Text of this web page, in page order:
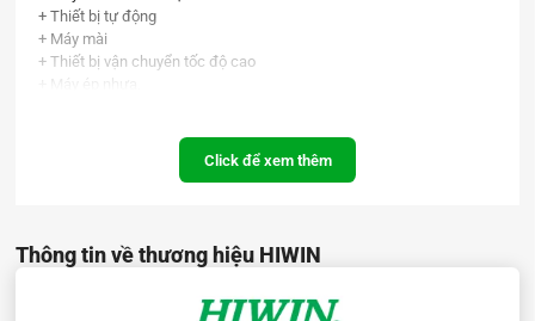
+ Thiết bị tự động
+ Máy mài
+ Thiết bị vận chuyển tốc độ cao
Model dòng HGH series:
HGH20HA
HGH25CA
Click để xem thêm
Thông tin về thương hiệu HIWIN